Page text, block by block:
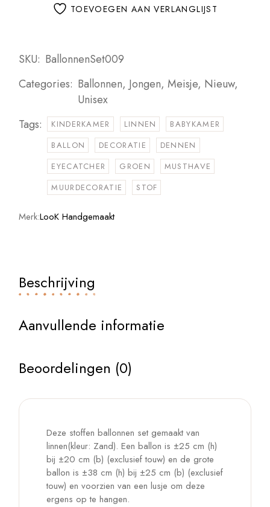
TOEVOEGEN AAN VERLANGLIJST
SKU: BallonnenSet009
Categories: Ballonnen, Jongen,Meisje, Nieuw,
Unisex
Tags:
KINDERKAMER LINNEN
BABYKAMER
BALLON
DECORATIE
DENNEN
EYECATCHER
GROEN
MUSTHAVE
MUURDECORATIE
STOF
Merk:LooK Handgemaakt
Beschrijving
Aanvullende informatie
Beoordelingen (0)
Deze stoffen ballonnen set gemaakt van
linnen(kleur: Zand). Een ballon is ±25 cm (h)
bij ±20 cm (b) (exclusief touw) en de grote
ballon is ±38 cm (h) bij ±25 cm (b) (exclusief
touw) en voorzien van een lusje om deze
ergens op te hangen.